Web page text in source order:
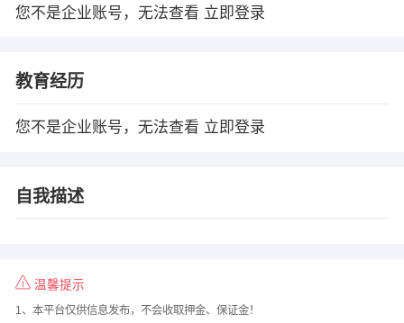
您不是企业账号，无法查看 立即登录
教育经历
您不是企业账号，无法查看 立即登录
自我描述
温馨提示
1、本平台仅供信息发布，不会收取押金、保证金！